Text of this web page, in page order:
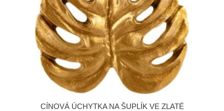
CÍNOVÁ ÚCHYTKA NA ŠUPLÍK VE ZLATÉ